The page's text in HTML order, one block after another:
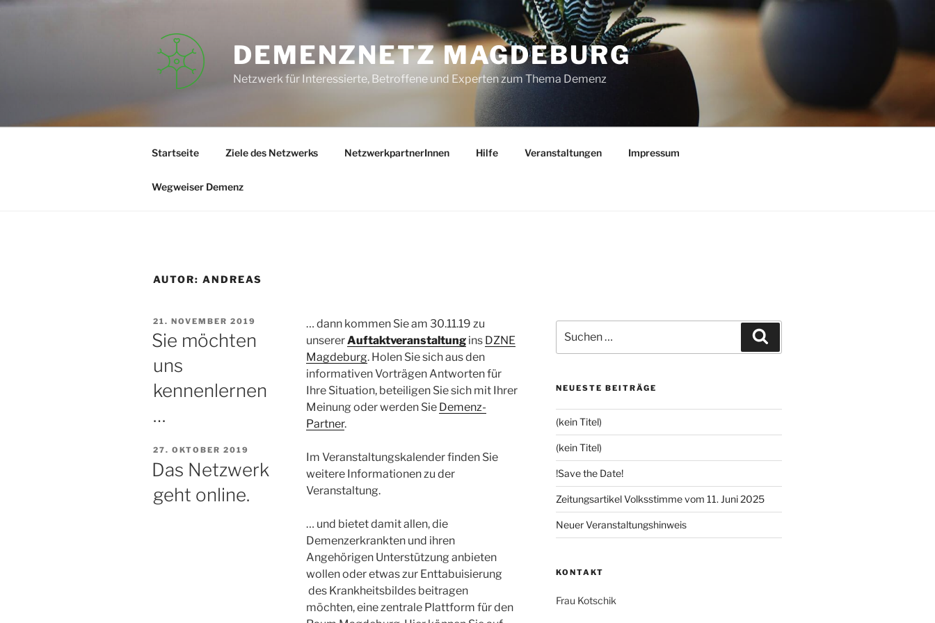
Zum
DEMENZNETZ MAGDEBURG
Netzwerk für Interessierte, Betroffene und Experten zum Thema Demenz
Startseite Ziele des Netzwerks NetzwerkpartnerInnen Hilfe Veranstaltungen Impressum
Wegweiser Demenz
AUTOR: ANDREAS
VERÖFFENTLICHT
AM
21. NOVEMBER 2019
Sie möchten
uns
kennenlernen
…
… dann kommen Sie am 30.11.19 zu
unsererAuftaktveranstaltung ins DZNE
Magdeburg. Holen Sie sich aus den
informativen Vorträgen Antworten für
Ihre Situation, beteiligen Sie sich mit Ihrer
Meinung oder werden Sie Demenz-
Partner.
Im Veranstaltungskalender finden Sie
weitere Informationen zu der
Veranstaltung.
VERÖFFENTLICHT
27. OKTOBER 2019
Das Netzwerk
geht online.
… und bietet damit allen, die
Demenzerkrankten und ihren
Angehörigen Unterstützung anbieten
wollen oder etwas zur Enttabuisierung
des Krankheitsbildes beitragen
möchten,eine zentrale Plattform für den
nach:
NEUESTE BEITRÄGE
(kein Titel)
(kein Titel)
!Save the Date!
Zeitungsartikel Volksstimme vom 11. Juni 2025
Neuer Veranstaltungshinweis
KONTAKT
Frau Kotschik